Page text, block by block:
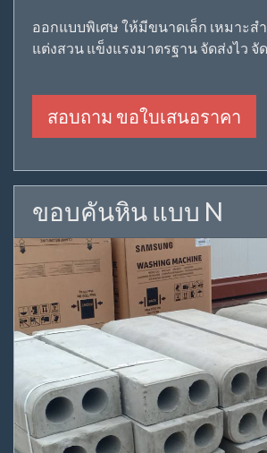
ออกแบบพิเศษ ให้มีขนาดเล็ก เหมาะส
แต่งสวน แข็งแรงมาตรฐาน จัดส่งไว จั
สอบถาม ขอใบเสนอราคา
ขอบคันหิน แบบ N